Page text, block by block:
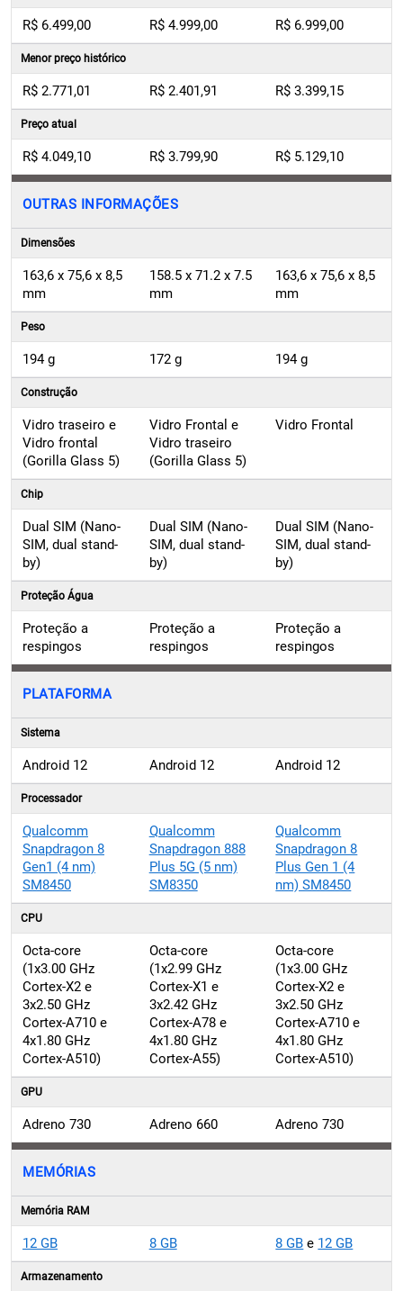
R$ 6.499,00 R$ 4.999,00 R$ 6.999,00
Menor preço histórico
R$ 2.771,01 R$ 2.401,91 R$ 3.399,15
Preço atual
R$ 4.049,10 R$ 3.799,90 R$ 5.129,10
OUTRAS INFORMAÇÕES
Dimensões
163,6 x 75,6 x 8,5
mm
158.5 x 71.2 x 7.5
mm
163,6 x 75,6 x 8,5
mm
Peso
194 g 172 g 194 g
Construção
Vidro traseiro e
Vidro frontal
(Gorilla Glass 5)
Vidro Frontal e
Vidro traseiro
(Gorilla Glass 5)
Vidro Frontal
Chip
Dual SIM (Nano-
SIM, dual stand-
by)
Dual SIM (Nano-
SIM, dual stand-
by)
Dual SIM (Nano-
SIM, dual stand-
by)
Proteção Água
Proteção a
respingos
Proteção a
respingos
Proteção a
respingos
PLATAFORMA
Sistema
Android 12 Android 12 Android 12
Processador
Qualcomm
Snapdragon 8
Gen1 (4 nm)
SM8450
Qualcomm
Snapdragon 888
Plus 5G (5 nm)
SM8350
Qualcomm
Snapdragon 8
Plus Gen 1 (4
nm) SM8450
CPU
Octa-core
(1x3.00 GHz
Cortex-X2 e
3x2.50 GHz
Cortex-A710 e
4x1.80 GHz
Cortex-A510)
Octa-core
(1x2.99 GHz
Cortex-X1 e
3x2.42 GHz
Cortex-A78 e
4x1.80 GHz
Cortex-A55)
Octa-core
(1x3.00 GHz
Cortex-X2 e
3x2.50 GHz
Cortex-A710 e
4x1.80 GHz
Cortex-A510)
GPU
Adreno 730 Adreno 660 Adreno 730
MEMÓRIAS
Memória RAM
12 GB 8 GB 8 GB e 12 GB
Armazenamento